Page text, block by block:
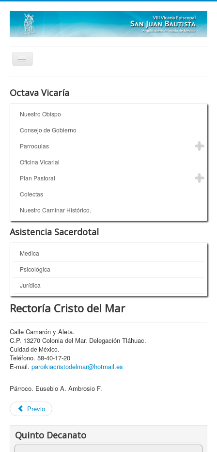
Quienes Somos
¿Dónde Estamos?
Galerías
Octava Vicaría
Nuestro Obispo
Consejo de Gobierno
Parroquias
Oficina Vicarial
Plan Pastoral
Colectas
Nuestro Caminar Histórico.
Asistencia Sacerdotal
Medica
Psicológica
Jurídica
Rectoría Cristo del Mar
Calle Camarón y Aleta.
C.P. 13270 Colonia del Mar. Delegación Tláhuac.
Cuidad de México.
Teléfono. 58-40-17-20
E-mail. paroikiacristodelmar@hotmail.es
Párroco. Eusebio A. Ambrosio F.
Previo
Quinto Decanato